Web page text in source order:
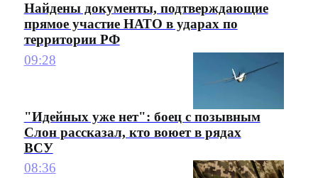
Найдены документы, подтверждающие
прямое участие НАТО в ударах по
территории РФ
09:28
"Идейных уже нет": боец с позывным
Слон рассказал, кто воюет в рядах
ВСУ
08:36